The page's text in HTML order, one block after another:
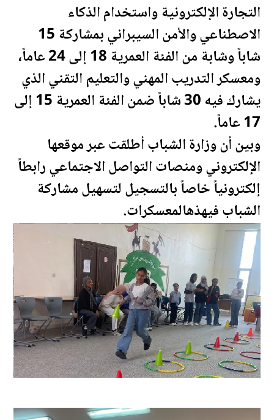
التجارة الإلكترونية واستخدام الذكاء
الاصطناعي والأمن السيبراني بمشاركة 15
شاباً وشابة من الفئةالعمري
ة 18 إلى 24 عاماً،
ومعسكر التدريب المهني والتعليم التقني الذي
يشارك فيه 30 شاباً ضمن الفئة
العمري
ة 15 إلى
17 عاماً.
وبين أن وزارة الشباب أطلقت عبر موقعها
الإلكتروني ومنصات التواصل الاجتماعي رابطاً
إلكترونياً خاصاً بالتسجيل لتسهيل مشاركة
الشباب فيهذهالمعسكرات.